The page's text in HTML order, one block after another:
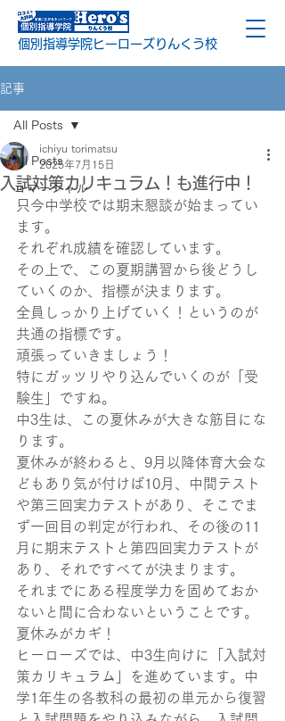
個別指導学院ヒーローズりんくう校
記事
All Posts
コマーシャル
All Posts
入試対策カリキュラム！も進行中！
ichiyu torimatsu
2025年7月15日
只今中学校では期末懇談が始まってい
ます。
それぞれ成績を確認しています。
その上で、この夏期講習から後どうし
ていくのか、指標が決まります。
全員しっかり上げていく！というのが
共通の指標です。
頑張っていきましょう！
特にガッツリやり込んでいくのが「受
験生」ですね。
中3生は、この夏休みが大きな筋目にな
ります。
夏休みが終わると、9月以降体育大会な
どもあり気が付けば10月、中間テスト
や第三回実力テストがあり、そこでま
ず一回目の判定が行われ、その後の11
月に期末テストと第四回実力テストが
あり、それですべてが決まります。
それまでにある程度学力を固めておか
ないと間に合わないということです。
夏休みがカギ！
ヒーローズでは、中3生向けに「入試対
策カリキュラム」を進めています。中
学1年生の各教科の最初の単元から復習